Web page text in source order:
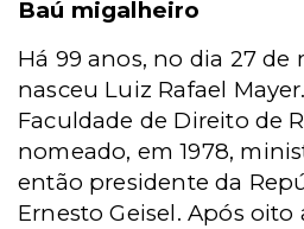
Baú migalheiro
Há 99 anos, no dia 27 de
nasceu Luiz Rafael
Faculdade de Direito de
nomeado, em 1978,
então presidente da
Ernesto Geisel. Após